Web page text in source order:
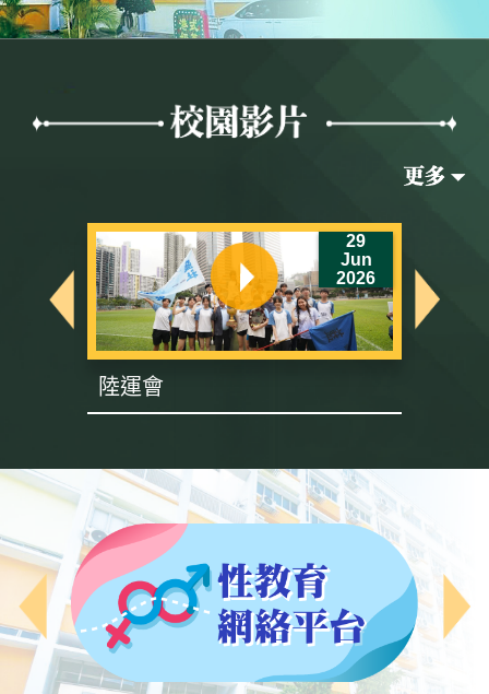
29
Jun
2026
陸運會